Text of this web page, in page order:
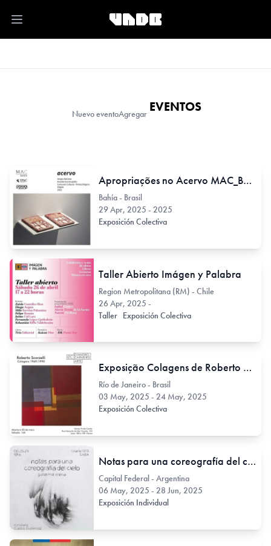
Open main menu
Nuevo eventoAgregar EVENTOS
Apropriações no Acervo MAC_BAHIA
Bahía - Brasil
29 Apr, 2025 - 2025
Exposición Colectiva
Taller Abierto Imágen y Palabra
Region Metropolitana (RM) - Chile
26 Apr, 2025 -
Taller Exposición Colectiva
Exposição Colagens de Roberto Scorzelli e Esculturas de Marcos Scorzelli
Río de Janeiro - Brasil
03 May, 2025 - 24 May, 2025
Exposición Colectiva
Notas para una coreografía del cielo, de Guillermo Mena
Capital Federal - Argentina
06 May, 2025 - 28 Jun, 2025
Exposición Individual